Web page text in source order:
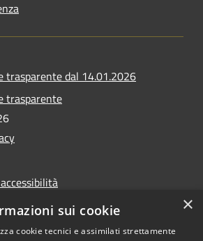
trasparente dal 14.01.2026
trasparente
×
sui cookie
cookie tecnici e assimilati strettamente